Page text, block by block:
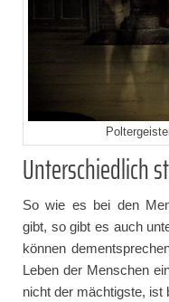
Unterschiedlich
So wie es bei den
gibt, so gibt es auch
können
Leben der Menschen
nicht der mächtigste, ist